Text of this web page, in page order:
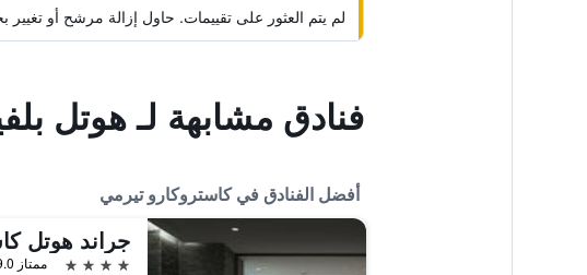
لم يتم العثور على تقييمات. حاول إزالة مرشح أو
فنادق مشابهة لـ هوتل
أفضل الفنادق في كاستروكارو تيرمي
4 نجوم
ممتاز 9.0